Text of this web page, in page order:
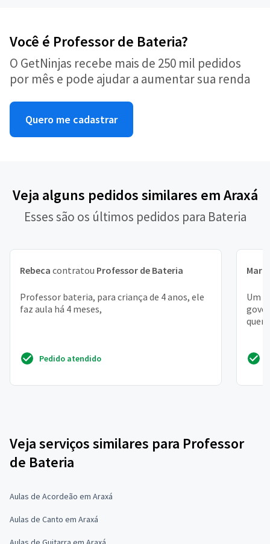
Você é Professor de Bateria?
O GetNinjas recebe mais de 250 mil pedidos
por mês e pode ajudar a aumentar sua renda
Quero me cadastrar
Veja alguns pedidos similares em Araxá
Esses são os últimos pedidos para Bateria
Rebeca contratou Professor de Bateria
Professor bateria, para criança de 4 anos, ele
faz aula há 4 meses,
Pedido atendido
Um
Veja serviços similares para Professor
de Bateria
Aulas de Acordeão em Araxá
Aulas de Canto em Araxá